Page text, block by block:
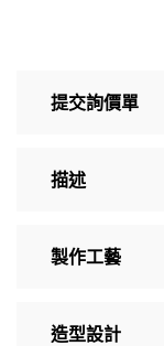
提交詢價單
描述
製作工藝
造型設計